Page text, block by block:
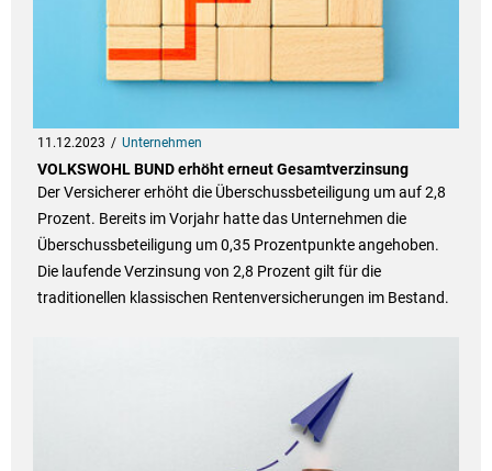
11.12.2023 Unternehmen
VOLKSWOHL BUND erhöht erneut Gesamtverzinsung
Der Versicherer erhöht die Überschussbeteiligung um auf 2,8
Prozent. Bereits im Vorjahr hatte das Unternehmen die
Überschussbeteiligung um 0,35 Prozentpunkte angehoben.
Die laufende Verzinsung von 2,8 Prozent gilt für die
traditionellen klassischen Rentenversicherungen im Bestand.